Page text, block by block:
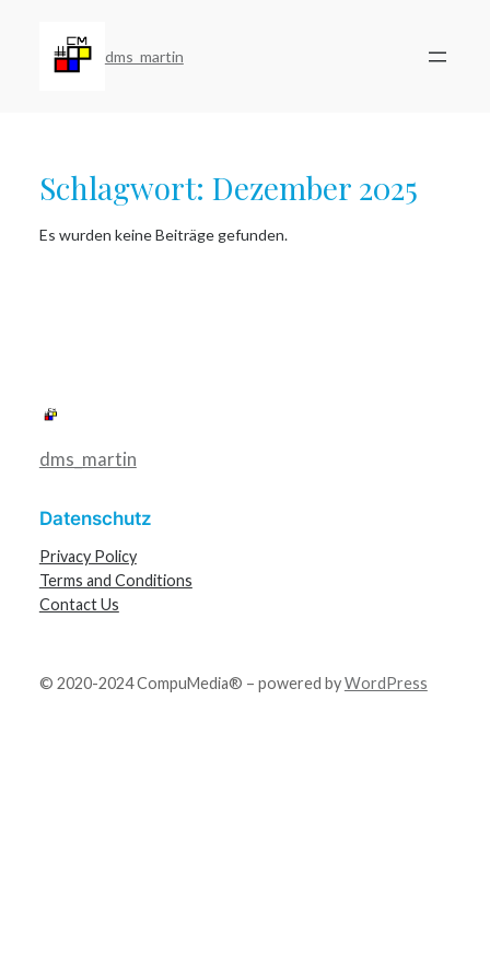
springen
dms_martin
Schlagwort: Dezember 2025
Es wurden keine Beiträge gefunden.
dms_martin
Datenschutz
Privacy Policy
Terms and Conditions
Contact Us
© 2020-2024 CompuMedia® – powered byWordPress